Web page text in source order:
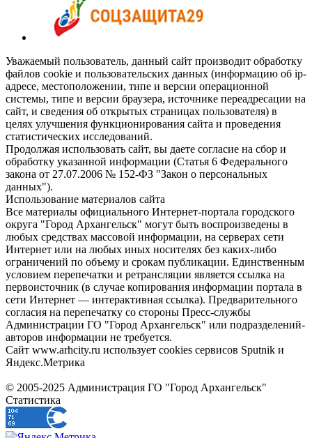
Уважаемый пользователь, данный сайт производит обработку
файлов cookie и пользовательских данных (информацию об ip-
адресе, местоположении, типе и версии операционной
системы, типе и версии браузера, источнике переадресации на
сайт, и сведения об открытых страницах пользователя) в
целях улучшения функционирования сайта и проведения
статистических исследований.
Продолжая использовать сайт, вы даете согласие на сбор и
обработку указанной информации (Статья 6 Федерального
закона от 27.07.2006 № 152-ФЗ "Закон о персональных
данных").
Использование материалов сайта
Все материалы официального Интернет-портала городского
округа "Город Архангельск" могут быть воспроизведены в
любых средствах массовой информации, на серверах сети
Интернет или на любых иных носителях без каких-либо
ограничений по объему и срокам публикации. Единственным
условием перепечатки и ретрансляции является ссылка на
первоисточник (в случае копирования информации портала в
сети Интернет — интерактивная ссылка). Предварительного
согласия на перепечатку со стороны Пресс-службы
Администрации ГО "Город Архангельск" или подразделений-
авторов информации не требуется.
Сайт www.arhcity.ru использует cookies сервисов Sputnik и
Яндекс.Метрика
© 2005-2025 Администрация ГО "Город Архангельск"
Статистика